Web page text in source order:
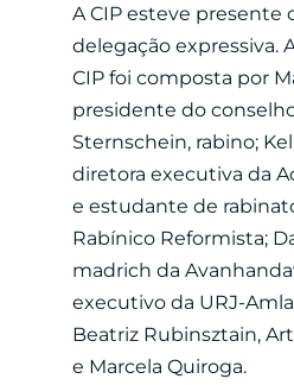
A CIP esteve presente
delegação expressiva.
CIP foi composta por
presidente do
Sternschein, rabino;
diretora executiva da
e estudante de
Rabínico Reformista;
madrich da
executivo da URJ-
Beatriz Rubinsztain,
e Marcela Quiroga.